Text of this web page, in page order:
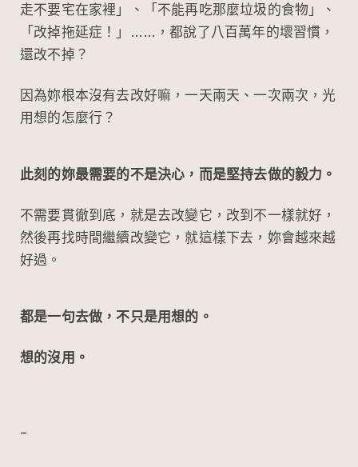
走不要宅在家裡」、「不能再吃那麼垃圾的食物」、
「改掉拖延症！」……，都說了八百萬年的壞習慣，
還改不掉？
因為妳根本沒有去改好嘛，一天兩天、一次兩次，光
用想的怎麼行？
此刻的妳最需要的不是決心，而是堅持去做的毅力。
不需要貫徹到底，就是去改變它，改到不一樣就好，
然後再找時間繼續改變它，就這樣下去，妳會越來越
好過。
都是一句去做，不只是用想的。
想的沒用。
–